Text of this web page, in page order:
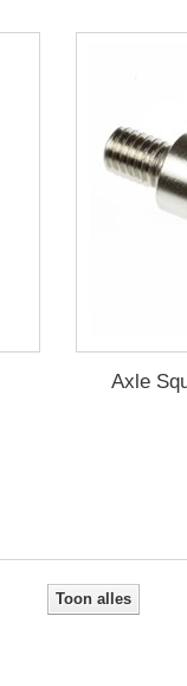
Axle
Toon alles